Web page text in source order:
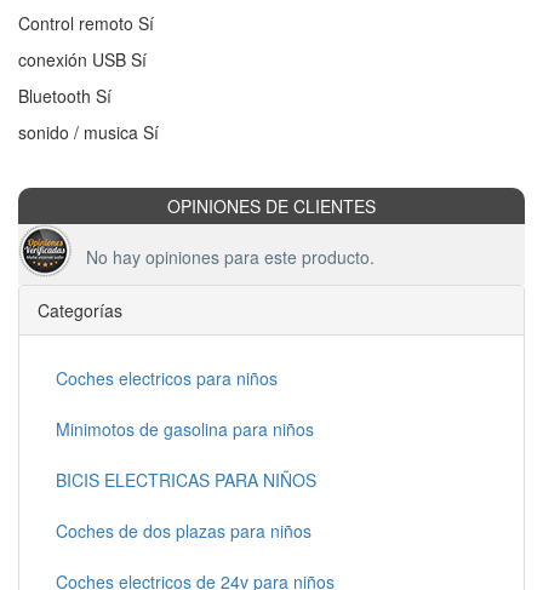
Control remoto Sí
conexión USB Sí
Bluetooth Sí
sonido / musica Sí
OPINIONES DE CLIENTES
No hay opiniones para este producto.
Categorías
Coches electricos para niños
Minimotos de gasolina para niños
BICIS ELECTRICAS PARA NIÑOS
Coches de dos plazas para niños
Coches electricos de 24v para niños